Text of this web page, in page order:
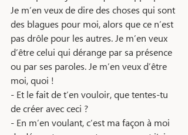
Je m’en veux de dire des choses qui sont
des blagues pour moi, alors que ce n’est
pas drôle pour les autres. Je m’en veux
d’être celui qui dérange par sa présence
ou par ses paroles. Je m’en veux d’être
moi, quoi !
- Et le fait de t’en vouloir, que tentes-tu
de créer avec ceci ?
- En m’en voulant, c’est ma façon à moi